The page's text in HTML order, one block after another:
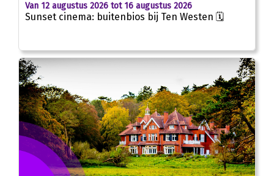
Van 12 augustus 2026 tot 16 augustus 2026
Sunset cinema: buitenbios bij Ten Westen 🗓